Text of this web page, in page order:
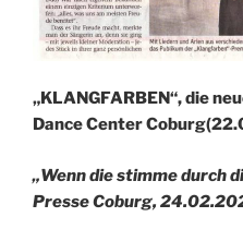
„KLANGFARBEN“, die
Dance Center
„Wenn die stimme durch
Presse Coburg,